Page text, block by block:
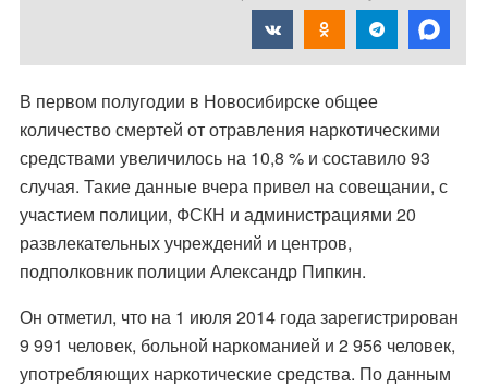
В первом полугодии в Новосибирске общее
количество смертей от отравления наркотическими
средствами увеличилось на 10,8 % и составило 93
случая. Такие данные вчера привел на совещании, с
участием полиции, ФСКН и администрациями 20
развлекательных учреждений и центров,
подполковник полиции Александр Пипкин.
Он отметил, что на 1 июля 2014 года зарегистрирован
9 991 человек, больной наркоманией и 2 956 человек,
употребляющих наркотические средства. По данным